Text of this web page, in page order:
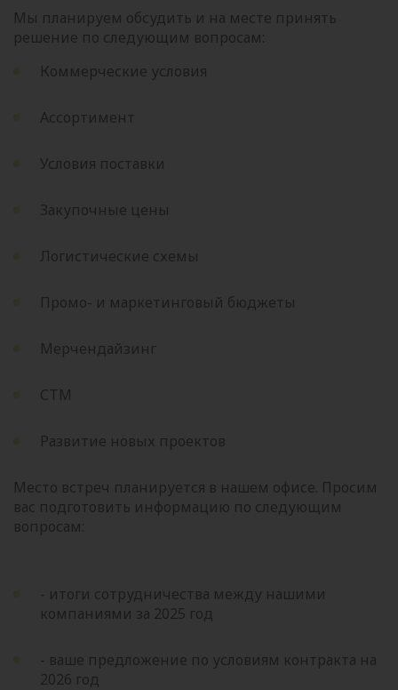
Мы планируем обсудить и на месте принять
решение по следующим вопросам:
Коммерческие условия
Ассортимент
Условия поставки
Закупочные цены
Логистические схемы
Промо- и маркетинговый бюджеты
Мерчендайзинг
СТМ
Развитие новых проектов
Место встреч планируется в нашем офисе. Просим
вас подготовить информацию по следующим
вопросам:
- итоги сотрудничества между нашими
компаниями за 2025 год
- ваше предложение по условиям контракта на
2026 год